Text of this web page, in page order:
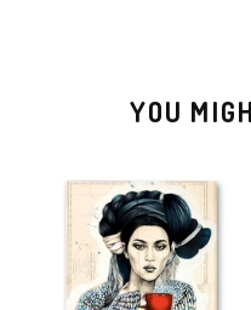
YOU